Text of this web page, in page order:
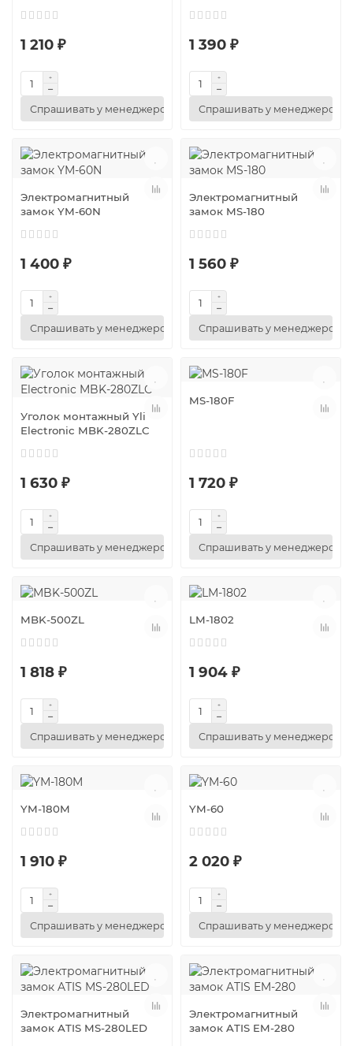
1 210 ₽
Спрашивать у менеджеров
1 390 ₽
Спрашивать у менеджеров
Электромагнитный
замок YM-60N
1 400 ₽
Спрашивать у менеджеров
Электромагнитный
замок MS-180
1 560 ₽
Спрашивать у менеджеров
Уголок монтажный Yli
Electronic MBK-280ZLC
1 630 ₽
Спрашивать у менеджеров
MS-180F
1 720 ₽
Спрашивать у менеджеров
MBK-500ZL
1 818 ₽
Спрашивать у менеджеров
LM-1802
1 904 ₽
Спрашивать у менеджеров
YM-180M
1 910 ₽
Спрашивать у менеджеров
YM-60
2 020 ₽
Спрашивать у менеджеров
Электромагнитный
замок ATIS MS-280LED
Электромагнитный
замок ATIS EM-280